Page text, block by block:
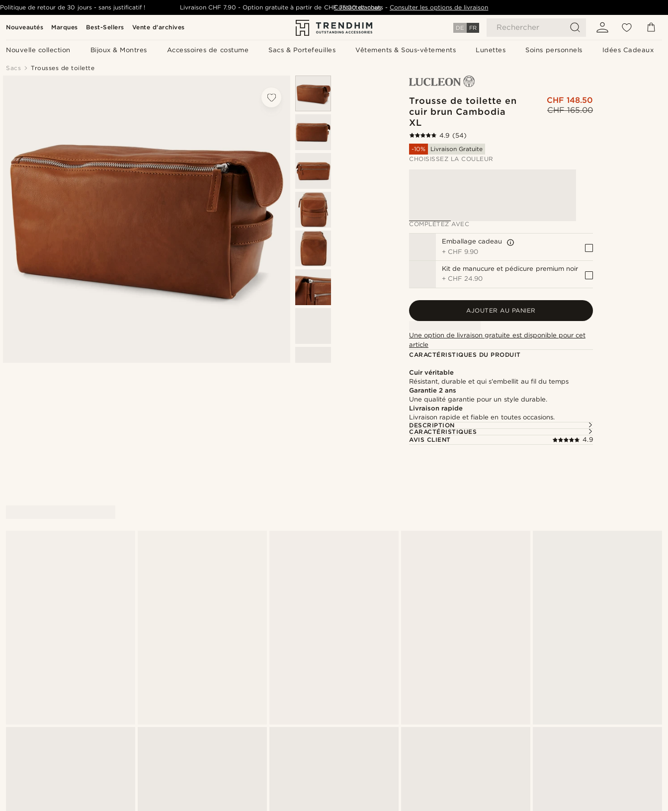
Nouveautés Marques Best-Sellers Vente d'archives DE FR Rechercher
Nouvelle collection Bijoux & Montres Accessoires de costume Sacs & Portefeuilles Vêtements & Sous-vêtements Lunettes Soins personnels Idées Cadeaux
Politique de retour de 30 jours - sans justificatif ! Livraison CHF 7.90 -Option gratuite à partir de CHF 75.00 d'achats - Consulter les options de livraison
Contactez-nous
Sacs Trousses de toilette
Trousse de toilette en
cuir brun Cambodia
XL
CHF 165.00
CHF 148.50
4.9 (54)
-10%
Livraison Gratuite
CHOISISSEZ LA COULEUR
COMPLÉTEZ AVEC
Emballage cadeau
+ CHF 9.90
Kit de manucure et pédicure premium noir
+ CHF 24.90
AJOUTER AU PANIER
Une option de livraison gratuite est disponible pour cet
article
CARACTÉRISTIQUES DU PRODUIT
Cuir véritable
Résistant, durable et qui s'embellit au fil du temps
Garantie 2 ans
Une qualité garantie pour un style durable.
Livraison rapide
Livraison rapide et fiable en toutes occasions.
DESCRIPTION
CARACTÉRISTIQUES
AVIS CLIENT
4.9